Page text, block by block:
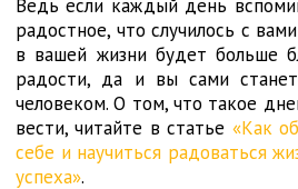
Ведь если каждый день
радостное, что случилось с
в вашей жизни будет больше
радости, да и вы сами
человеком. О том, что такое
вести, читайте в статье «Как
себе и научиться радоваться
успеха».